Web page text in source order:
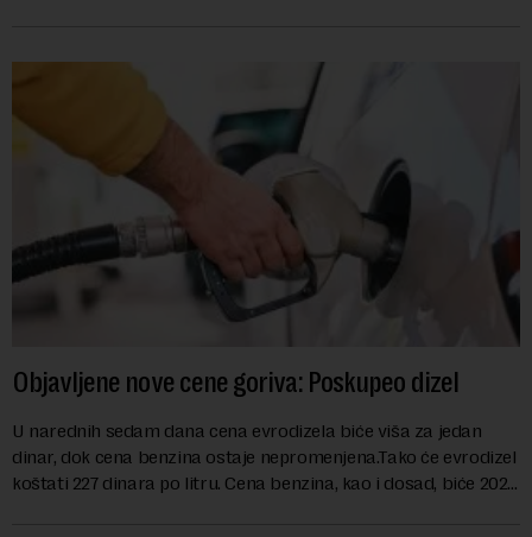
Objavljene nove cene goriva: Poskupeo dizel
U narednih sedam dana cena evrodizela biće viša za jedan
dinar, dok cena benzina ostaje nepromenjena.Tako će evrodizel
koštati 227 dinara po litru. Cena benzina, kao i dosad, biće 202